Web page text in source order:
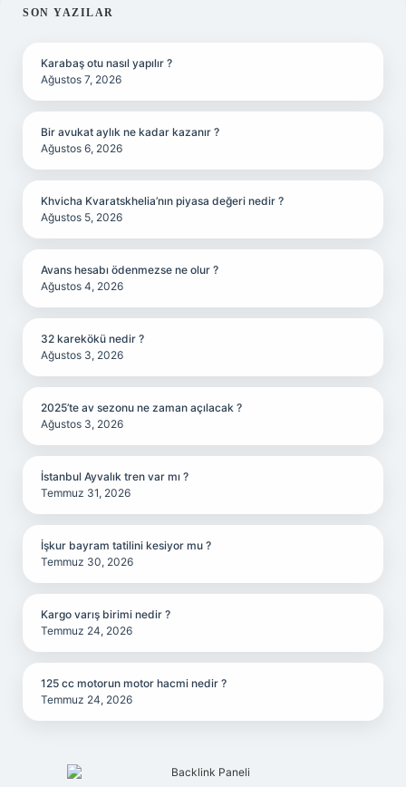
SIDEBAR
SON YAZILAR
Karabaş otu nasıl yapılır ?
Ağustos 7, 2026
Bir avukat aylık ne kadar kazanır ?
Ağustos 6, 2026
Khvicha Kvaratskhelia’nın piyasa değeri nedir ?
Ağustos 5, 2026
Avans hesabı ödenmezse ne olur ?
Ağustos 4, 2026
32 karekökü nedir ?
Ağustos 3, 2026
2025’te av sezonu ne zaman açılacak ?
Ağustos 3, 2026
İstanbul Ayvalık tren var mı ?
Temmuz 31, 2026
İşkur bayram tatilini kesiyor mu ?
Temmuz 30, 2026
Kargo varış birimi nedir ?
Temmuz 24, 2026
125 cc motorun motor hacmi nedir ?
Temmuz 24, 2026